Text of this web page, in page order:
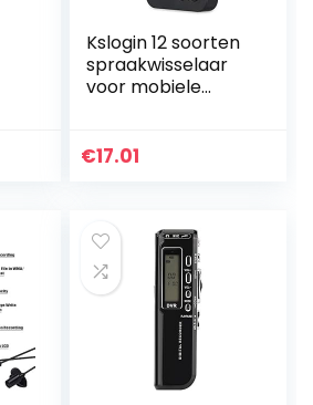
Kslogin 12 soorten
spraakwisselaar
voor mobiele
spraakwisselaar
€17.01